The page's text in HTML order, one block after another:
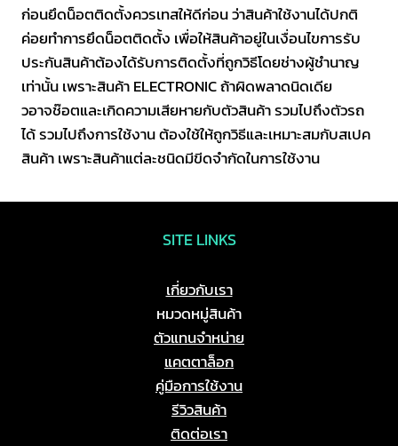
ก่อนยึดน็อตติดตั้งควรเทสให้ดีก่อน ว่าสินค้าใช้งานได้ปกติ
ค่อยทำการยึดน็อตติดตั้ง เพื่อให้สินค้าอยู่ในเงื่อนไขการรับ
ประกันสินค้าต้องได้รับการติดตั้งที่ถูกวิธีโดยช่างผู้ชำนาญ
เท่านั้น เพราะสินค้า ELECTRONIC ถ้าผิดพลาดนิดเดีย
วอาจช๊อตและเกิดความเสียหายกับตัวสินค้า รวมไปถึงตัวรถ
ได้ รวมไปถึงการใช้งาน ต้องใช้ให้ถูกวิธีและเหมาะสมกับสเปค
สินค้า เพราะสินค้าแต่ละชนิดมีขีดจำกัดในการใช้งาน
SITE LINKS
เกี่ยวกับเรา
หมวดหมู่สินค้า
ตัวแทนจำหน่าย
แคตตาล็อก
คู่มือการใช้งาน
รีวิวสินค้า
ติดต่อเรา